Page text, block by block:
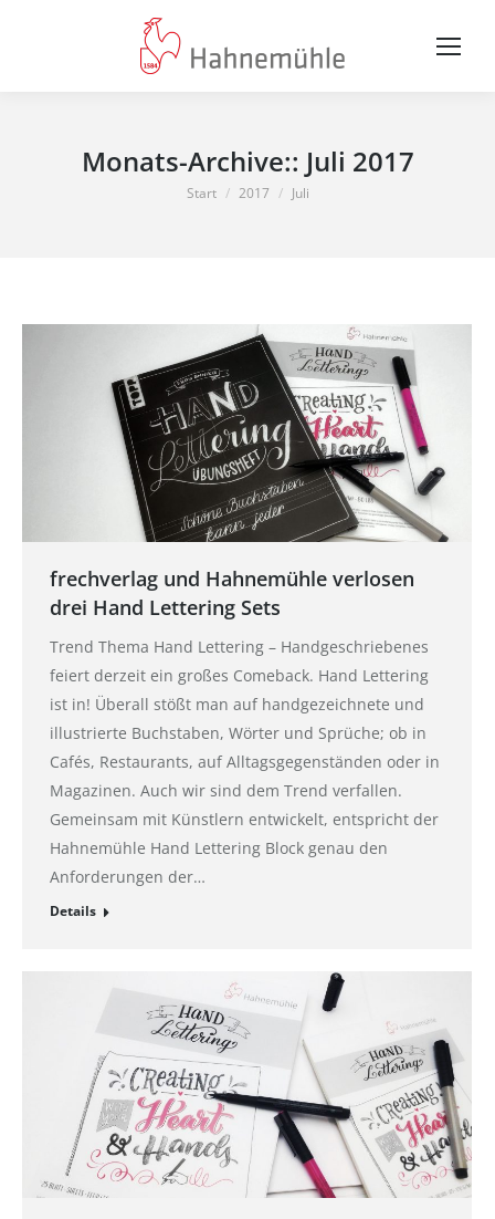
Monats-Archive:: Juli 2017
Sie befinden sich hier:
Start 2017 Juli
frechverlag und Hahnemühle verlosen
drei Hand Lettering Sets
Trend Thema Hand Lettering – Handgeschriebenes
feiert derzeit ein großes Comeback. Hand Lettering
ist in! Überall stößt man auf handgezeichnete und
illustrierte Buchstaben, Wörter und Sprüche; ob in
Cafés, Restaurants, auf Alltagsgegenständen oder in
Magazinen. Auch wir sind dem Trend verfallen.
Gemeinsam mit Künstlern entwickelt, entspricht der
Hahnemühle Hand Lettering Block genau den
Anforderungen der…
Details